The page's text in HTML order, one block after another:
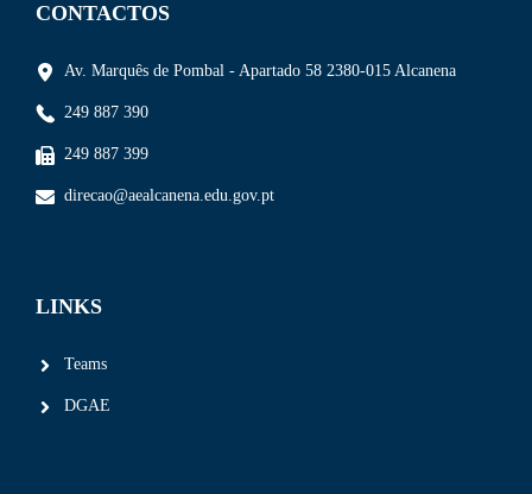
CONTACTOS
Av. Marquês de Pombal - Apartado 58 2380-015 Alcanena
249 887 390
249 887 399
direcao@aealcanena.edu.gov.pt
LINKS
Teams
DGAE